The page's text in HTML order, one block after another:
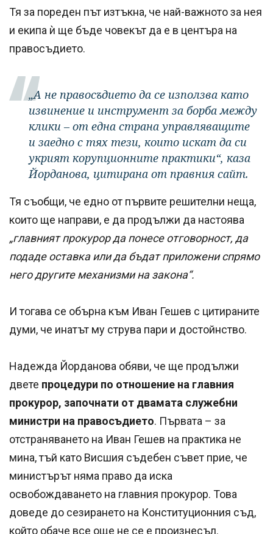
Тя за пореден път изтъкна, че най-важното за нея
и екипа ѝ ще бъде човекът да е в центъра на
правосъдието.
„А не правосъдието да се използва като
извинение и инструмент за борба между
клики – от една страна управляващите
и заедно с тях тези, които искат да си
укрият корупционните практики“, каза
Йорданова, цитирана от правния сайт.
Тя съобщи, че едно от първите решителни неща,
които ще направи, е да продължи да настоява
„главният прокурор да понесе отговорност, да
подаде оставка или да бъдат приложени спрямо
него другите механизми на закона“.
И тогава се обърна към Иван Гешев с цитираните
думи, че инатът му струва пари и достойнство.
Надежда Йорданова обяви, че ще продължи
двете процедури по отношение на главния
прокурор, започнати от двамата служебни
министри на правосъдието. Първата – за
отстраняването на Иван Гешев на практика не
мина, тъй като Висшия съдебен съвет прие, че
министърът няма право да иска
освобождаването на главния прокурор. Това
доведе до сезирането на Конституционния съд,
който обаче все още не се е произнесъл.